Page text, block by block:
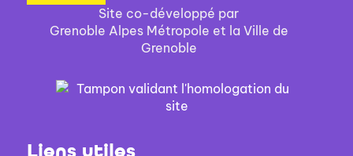
Site co-développé par
Grenoble Alpes Métropole et la Ville de
Grenoble
Liens utiles